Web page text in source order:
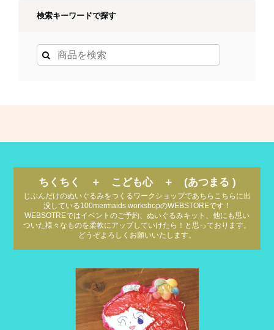
検索キーワードで探す
ちくちく ＋ こども心 ＋ (あつまる )
じぶんだけのぬいぐるみをつくるワークショップであちらこちらに出
没している100mermaids workshopのWEBSTOREです！
WEBSOTREではイベントのご予約、ぬいぐるみキット、他にも思い
ついた様々なものを柔軟にアップしていけたら！と思っております。
どうぞよろしくお願いいたします。